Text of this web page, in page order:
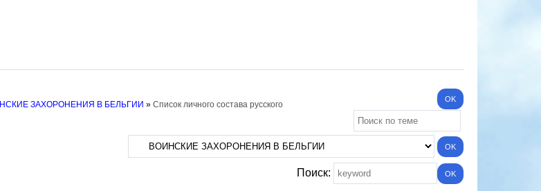
ЗАХОРОНЕНИЯ В БЕЛЬГИИ » Список личного состава русского
Поиск: